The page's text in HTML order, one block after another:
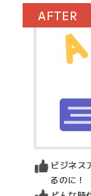
AFTER
ビジネス
るのに！